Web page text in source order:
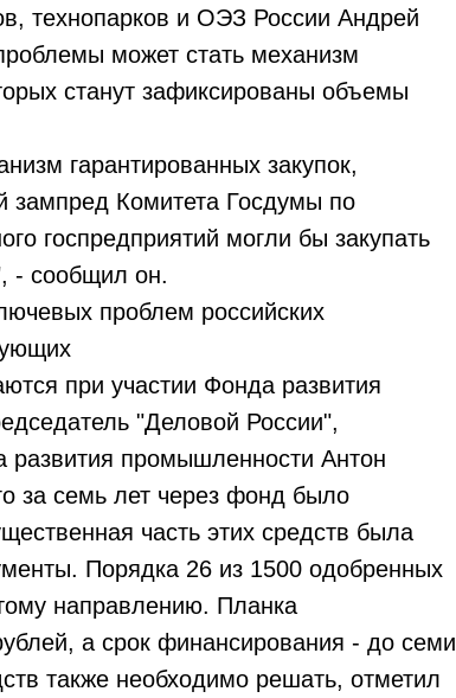
технопарков и ОЭЗ России Андрей
может стать механизм
станут зафиксированы объемы
гарантированных закупок,
зампред Комитета Госдумы по
госпредприятий могли бы закупать
- сообщил он.
проблем российских
при участии Фонда развития
"Деловой России",
развития промышленности Антон
за семь лет через фонд было
часть этих средств была
Порядка 26 из 1500 одобренных
направлению. Планка
а срок финансирования - до семи
также необходимо решать, отметил